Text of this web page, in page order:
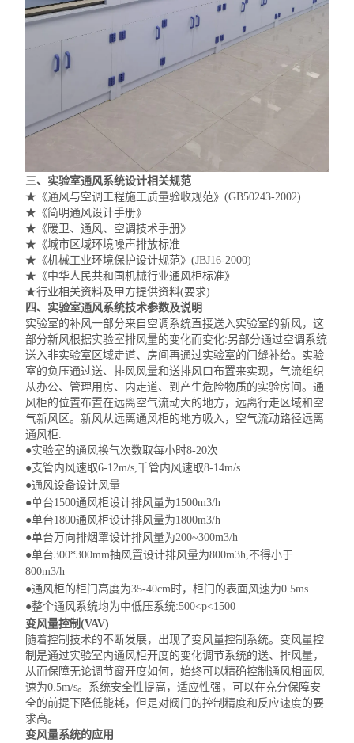
三、实验室通风系统设计相关规范
★ 《通风与空调工程施工质量验收规范》(GB50243-2002)
★ 《简明通风设计手册》
★ 《暖卫、通风、空调技术手册》
★ 《城市区域环境噪声排放标准
★ 《机械工业环境保护设计规范》(JBJ16-2000)
★ 《中华人民共和国机械行业通风柜标准》
★行业相关资料及甲方提供资料(要求)
四、实验室通风系统技术参数及说明
实验室的补风一部分来自空调系统直接送入实验室的新风，这
部分新风根据实验室排风量的变化而变化:另部分通过空调系统
送入非实验室区域走道、房间再通过实验室的门缝补给。实验
室的负压通过送、排风风量和送排风口布置来实现，气流组织
从办公、管理用房、内走道、到产生危险物质的实验房间。通
风柜的位置布置在远离空气流动大的地方，远离行走区域和空
气新风区。新风从远离通风柜的地方吸入，空气流动路径远离
通风柜.
●实验室的通风换气次数取每小时8-20次
●支管内风速取6-12m/s,千管内风速取8-14m/s
●通风设备设计风量
●单台1500通风柜设计排风量为1500m3/h
●单台1800通风柜设计排风量为1800m3/h
●单台万向排烟罩设计排风量为200~300m3/h
●单台300*300mm抽风 置设计排风量为800m3h,不得小于
800m3/h
●通风柜的柜门高度为35-40cm时，柜门的表面风速为0.5ms
●整个通风系统均为中低压系统:500<p<1500
变风量控制(VAV)
随着控制技术的不断发展，出现了变风量控制系统。变风量控
制是通过实验室内通风柜开度的变化调节系统的送、排风量，
从而保障无论调节窗开度如何，始终可以精确控制通风相面风
速为0.5m/s。系统安全性提高，适应性强，可以在充分保障安
全的前提下降低能耗，但是对阀门的控制精度和反应速度的要
求高。
变风量系统的应用